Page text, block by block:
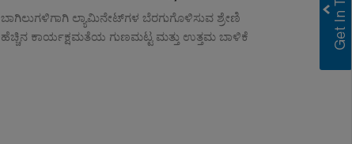
ಬಾಗಿಲುಗಳಿಗಾಗಿ ಲ್ಯಾಮಿನೇಟ್‌ಗಳ ಬೆರಗುಗೊಳಿಸುವ ಶ್ರೇಣಿ
ಹೆಚ್ಚಿನ ಕಾರ್ಯಕ್ಷಮತೆಯ ಗುಣಮಟ್ಟ ಮತ್ತು ಉತ್ತಮ ಬಾಳಿಕೆ